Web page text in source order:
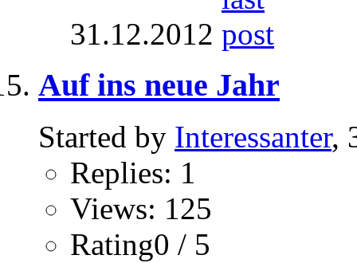
31.12.2012
Auf ins neue Jahr
Started by Interessanter,
Replies: 1
Views: 125
Rating0 / 5